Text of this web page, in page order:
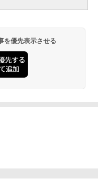
を優先表示させる